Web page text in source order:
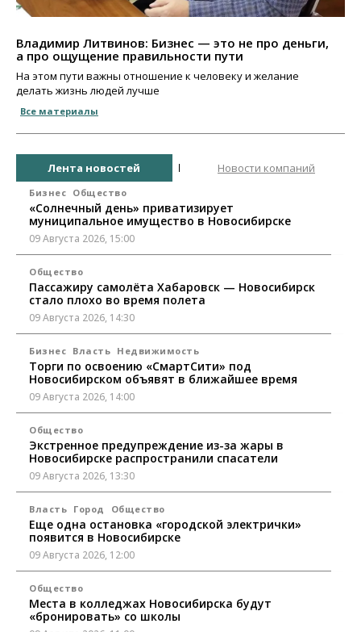
Владимир Литвинов: Бизнес — это не про деньги,
а про ощущение правильности пути
На этом пути важны отношение к человеку и желание
делать жизнь людей лучше
Все материалы
Лента новостей Новости компаний
Бизнес Общество
«Солнечный день» приватизирует
муниципальное имущество в Новосибирске
09 Августа 2026, 15:00
Общество
Пассажиру самолёта Хабаровск — Новосибирск
стало плохо во время полета
09 Августа 2026, 14:30
Бизнес Власть Недвижимость
Торги по освоению «СмартСити» под
Новосибирском объявят в ближайшее время
09 Августа 2026, 14:00
Общество
Экстренное предупреждение из-за жары в
Новосибирске распространили спасатели
09 Августа 2026, 13:30
Власть Город Общество
Еще одна остановка «городской электрички»
появится в Новосибирске
09 Августа 2026, 12:00
Общество
Места в колледжах Новосибирска будут
«бронировать» со школы